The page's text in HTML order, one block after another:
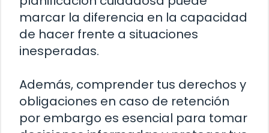
marcar la diferencia en la capacidad
de hacer frente a situaciones
inesperadas.
Además, comprender tus derechos y
obligaciones en caso de retención
por embargo es esencial para tomar